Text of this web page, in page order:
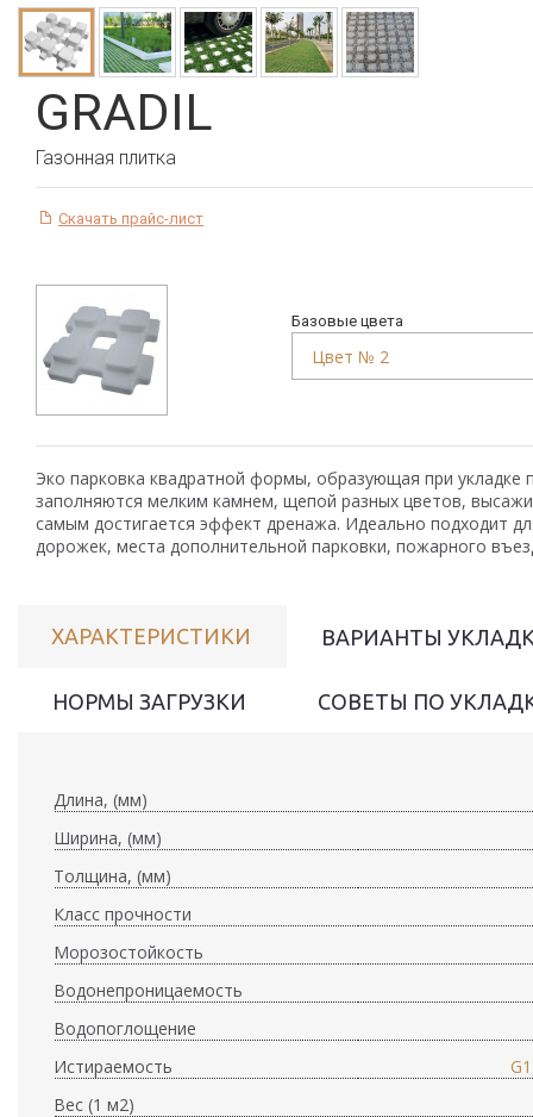
GRADIL
Газонная плитка
Скачать прайс-лист
Базовые цвета
Эко парковка квадратной формы, образующая при укладке
заполняются мелким камнем, щепой разных цветов,
самым достигается эффект дренажа. Идеально подходит
дорожек, места дополнительной парковки, пожарного
ХАРАКТЕРИСТИКИ ВАРИАНТЫ
НОРМЫ ЗАГРУЗКИ СОВЕТЫ ПО
Длина, (мм)
Ширина, (мм)
Толщина, (мм)
Класс прочности
Морозостойкость
Водонепроницаемость
Водопоглощение
Истираемость
Вес (1 м2)